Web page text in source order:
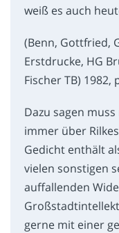
weiß es auch
(Benn, Gottfried,
Erstdrucke, HG
Fischer TB) 1982,
Dazu sagen
immer über
Gedicht enthält
vielen sonstigen
auffallenden
gerne mit einer